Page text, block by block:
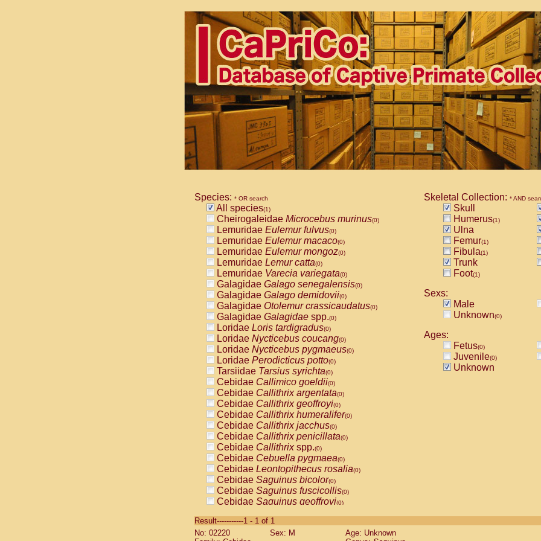
Species: * OR search
All species(1)
Cheirogaleidae Microcebus murinus(0)
Lemuridae Eulemur fulvus(0)
Lemuridae Eulemur macaco(0)
Lemuridae Eulemur mongoz(0)
Lemuridae Lemur catta(0)
Lemuridae Varecia variegata(0)
Galagidae Galago senegalensis(0)
Galagidae Galago demidovii(0)
Galagidae Otolemur crassicaudatus(0)
Galagidae Galagidae spp.(0)
Loridae Loris tardigradus(0)
Loridae Nycticebus coucang(0)
Loridae Nycticebus pygmaeus(0)
Loridae Perodicticus potto(0)
Tarsiidae Tarsius syrichta(0)
Cebidae Callimico goeldii(0)
Cebidae Callithrix argentata(0)
Cebidae Callithrix geoffroyi(0)
Cebidae Callithrix humeralifer(0)
Cebidae Callithrix jacchus(0)
Cebidae Callithrix penicillata(0)
Cebidae Callithrixspp.(0)
Cebidae Cebuella pygmaea(0)
Cebidae Leontopithecus rosalia(0)
Cebidae Saguinus bicolor(0)
Cebidae Saguinus fuscicollis(0)
Cebidae Saguinus geoffroyi(0)
CebidaeSaguinus labiatus(0)
Cebidae Saguinus leucopus (0)
Skeletal Collection: * AND
Skull
Humerus(1)
Ulna
Femur(1)
Fibula(1)
Trunk
Foot(1)
Sexs:
Male
Unknown(0)
Ages:
Fetus(0)
Juvenile(0)
Unknown
Result-----------1 - 1 of 1
No: 02220
Sex: M
Age: Unknown